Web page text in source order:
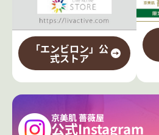
「エンビロン」公
式ストア
京美肌 薔薇屋
公式Instagram